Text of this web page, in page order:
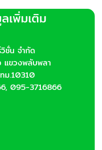
variants.
The
on
product
เพิ่มเติม
ชั่น จำกัด
แขวงพลับพลา
ม.10310
095-3716866